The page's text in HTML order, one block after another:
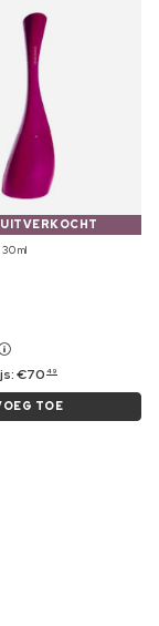
ml
€70 49
TOE